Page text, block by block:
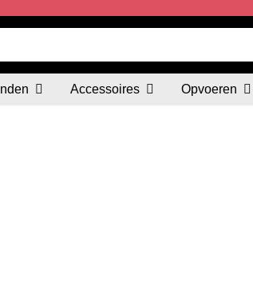
Accessoires Opvoeren